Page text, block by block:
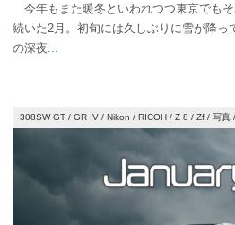
今年もまた暖冬といわれつつ東京でも
続いた2月。初旬には久しぶりに雪が降っ
の深夜...
308SW GT / GR IV / Nikon / RICOH / Z 8 / Zf / 写真 /